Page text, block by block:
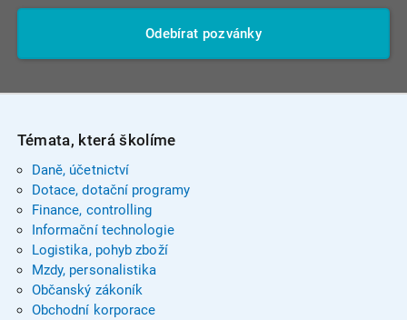
Odebírat pozvánky
Témata, která školíme
Daně, účetnictví
Dotace, dotační programy
Finance, controlling
Informační technologie
Logistika, pohyb zboží
Mzdy, personalistika
Občanský zákoník
Obchodní korporace